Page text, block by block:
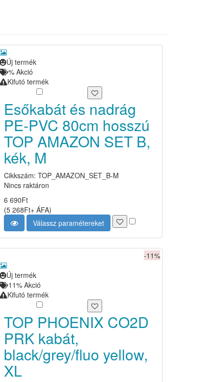
Új termék
%Akció
Kifutó termék
Esőkabát és nadrág
PE-PVC 80cm hosszú
TOP AMAZON SET B,
kék, M
Cikkszám: TOP_AMAZON_SET_B-M
Nincs raktáron
6 690Ft
(5 268Ft+ ÁFA)
Válassz paramétereket
-11%
Új termék
11%Akció
Kifutó termék
TOP PHOENIX CO2D
PRK kabát,
black/grey/fluo yellow,
XL